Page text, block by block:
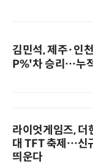
김민석, 제주·인
P%'차 승리…누
라이엇게임즈, 더
대 TFT 축제…신
띄운다